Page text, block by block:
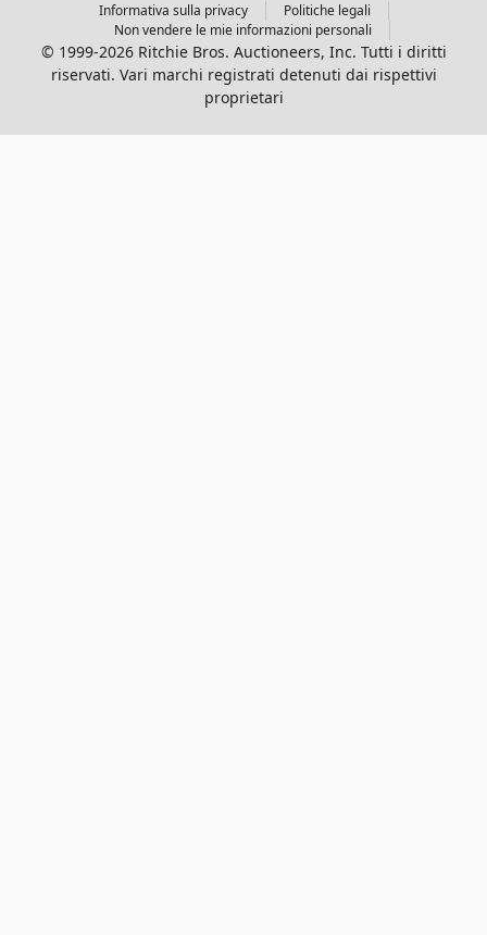
Informativa sulla privacy
Politiche legali
Non vendere le mie informazioni personali
© 1999-2026 Ritchie Bros. Auctioneers, Inc. Tutti i diritti
riservati. Vari marchi registrati detenuti dai rispettivi
proprietari